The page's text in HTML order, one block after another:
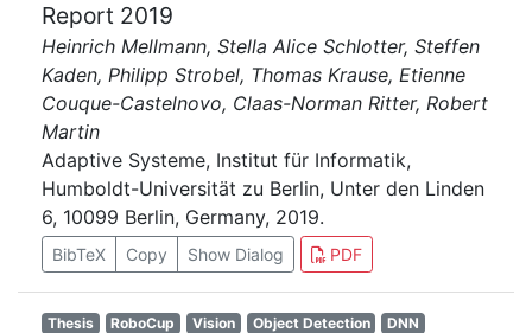
Report 2019
Heinrich Mellmann, Stella Alice Schlotter, Steffen
Kaden, Philipp Strobel, Thomas Krause, Etienne
Couque-Castelnovo, Claas-Norman Ritter, Robert
Martin
Adaptive Systeme, Institut für Informatik,
Humboldt-Universität zu Berlin, Unter den Linden
6, 10099 Berlin, Germany, 2019.
BibTeX Copy Show Dialog PDF
Thesis RoboCup Vision Object Detection DNN